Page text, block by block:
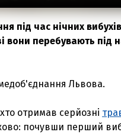
під час нічних
перебувають під
Львова.
отримав серйозні
почувши перший